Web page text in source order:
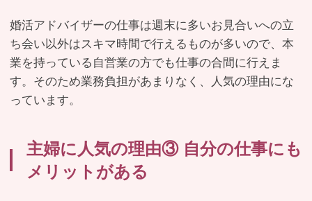
婚活アドバイザーの仕事は週末に多いお見合いへの立
ち会い以外はスキマ時間で行えるものが多いので、本
業を持っている自営業の方でも仕事の合間に行えま
す。そのため業務負担があまりなく、人気の理由にな
っています。
主婦に人気の理由③ 自分の仕事にも
メリットがある